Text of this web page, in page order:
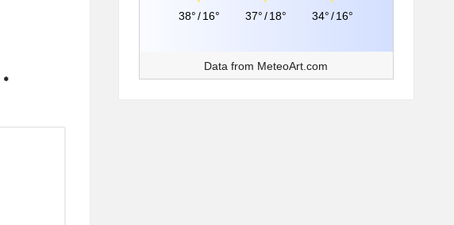
*
38° /16° 37° /18° 34° /16°
Data from MeteoArt.com